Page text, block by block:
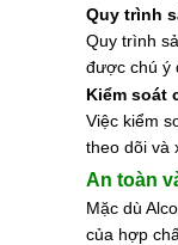
Quy trình
Quy trình
được chú ý
Kiểm soát
Việc kiểm
theo dõi và
An toàn
Mặc dù
của hợp